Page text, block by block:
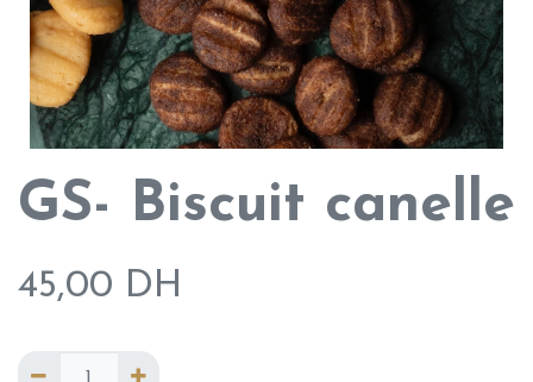
GS- Biscuit canelle
45,00 DH